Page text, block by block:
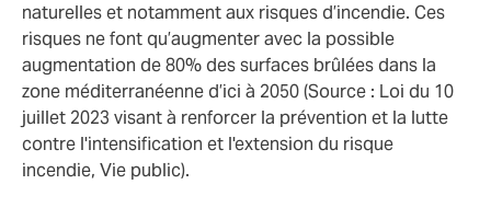
naturelles et notamment aux risques d’incendie. Ces
risques ne font qu’augmenter avec la possible
augmentation de 80% des surfaces brûlées dans la
zone méditerranéenne d’ici à 2050 (Source : Loi du 10
juillet 2023 visant à renforcer la prévention et la lutte
contre l'intensification et l'extension du risque
incendie, Vie public).